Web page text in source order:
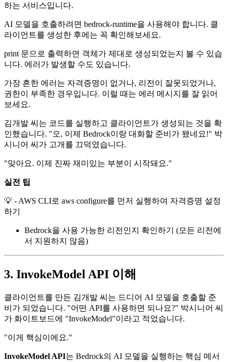
하는 서비스입니다.
AI 모델을 호출하려면 bedrock-runtime을 사용해야 합니다. 클
라이언트를 생성한 후에는 꼭 확인해보세요.
print 문으로 출력하면 객체가 제대로 생성되었는지 볼 수 있습
니다. 에러가 발생할 수도 있습니다.
가장 흔한 에러는 자격증명이 없거나, 리전이 잘못되었거나,
권한이 부족한 경우입니다. 이럴 때는 에러 메시지를 잘 읽어
보세요.
김개발 씨는 코드를 실행하고 클라이언트가 생성되는 것을 확
인했습니다. "오, 이제 Bedrock이랑 대화할 준비가 됐네요!" 박
시니어 씨가 고개를 끄덕였습니다.
"맞아요. 이제 진짜 재미있는 부분이 시작돼요."
실전 팁
💡 - AWS CLI로 aws configure를 먼저 실행하여 자격증명 설정
하기
Bedrock을 사용 가능한 리전인지 확인하기 (모든 리전에
서 지원하지 않음)
3. InvokeModel API 이해
클라이언트를 만든 김개발 씨는 드디어 AI 모델을 호출할 준
비가 되었습니다. "어떤 API를 사용하면 되나요?" 박시니어 씨
가 화이트보드에 "InvokeModel"이라고 적었습니다.
"이게 핵심이에요."
InvokeModel API는 Bedrock의 AI 모델을 실행하는 핵심 메서